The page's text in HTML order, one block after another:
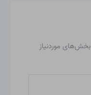
بخش‌های موردنیاز